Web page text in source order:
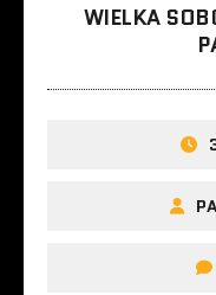
WIELKA